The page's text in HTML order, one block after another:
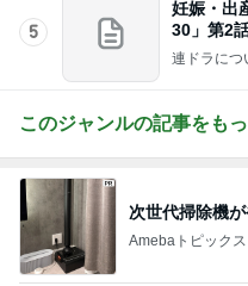
5
妊娠・出
30」第2
連ドラにつ
このジャンルの記事をも
次世代掃除機
Amebaトピックス